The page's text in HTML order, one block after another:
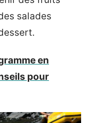
salades
en
pour